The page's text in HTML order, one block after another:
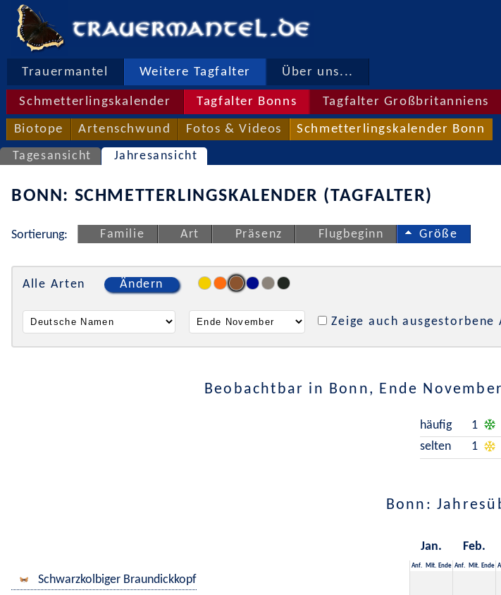
Trauermantel Weitere Tagfalter Über uns...
Schmetterlingskalender Tagfalter Bonns Tagfalter Großbritanniens
Biotope Artenschwund Fotos & Videos Schmetterlingskalender Bonn
Tagesansicht Jahresansicht
BONN: SCHMETTERLINGSKALENDER (TAGFALTER)
Sortierung: Familie Art Präsenz Flugbeginn Größe
Alle Arten Ändern
Zeige auch ausgestorbene
Beobachtbar in Bonn, Ende
häufig
1
selten
1
Bonn:
Jan. Feb.
Anf. Mit. Ende Anf. Mit. Ende
Schwarzkolbiger Braundickkopf